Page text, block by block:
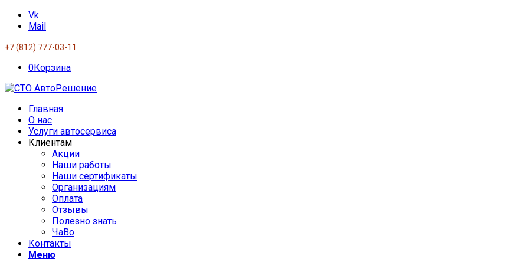
Vk
Mail
+7 (812) 777-03-11
0Корзина
Главная
О нас
Услуги автосервиса
Клиентам
Акции
Наши работы
Наши сертификаты
Организациям
Оплата
Отзывы
Полезно знать
ЧаВо
Контакты
Меню